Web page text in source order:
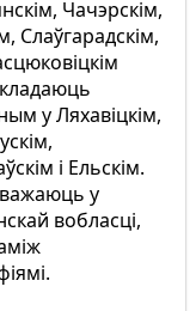
Чачэрскім,
Слаўгарадскім,
у Ляхавіцкім,
і Ельскім.
у
вобласці,